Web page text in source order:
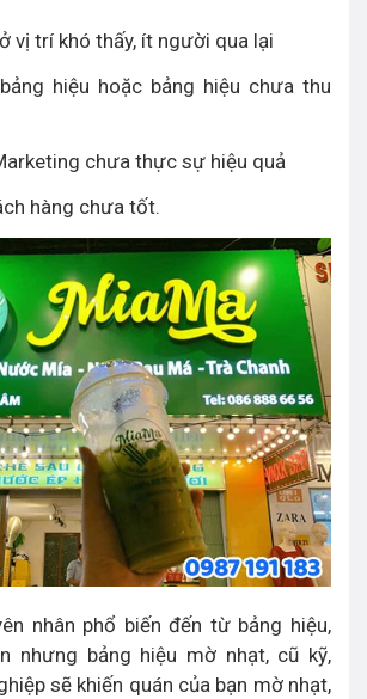
vị trí khó thấy, ít người qua lại
hiệu hoặc bảng hiệu chưa thu
chưa thực sự hiệu quả
hàng chưa tốt.
nhân phổ biến đến từ bảng hiệu,
nhưng bảng hiệu mờ nhạt, cũ kỹ,
sẽ khiến quán của bạn mờ nhạt,